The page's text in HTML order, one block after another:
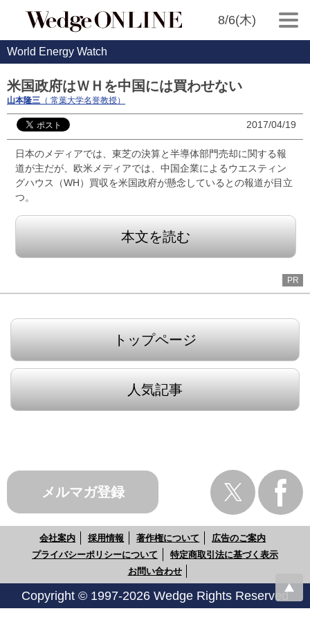
8/6(木)
World Energy Watch
米国政府はＷＨを中国には買わせない
山本隆三 （ 常葉大学名誉教授）
2017/04/19
日本のメディアでは、東芝の決算と半導体部門売却に関する報
道が主だが、欧米メディアでは、中国企業によるウエスティン
グハウス（WH）買収を米国政府が懸念しているとの報道が目立
つ。
本文を読む
PR
トップページ
人気記事
メルマガ登録
会社案内 採用情報 著作権について
広告のご案内
プライバシーポリシーについて
特定商取引法に基づく表示
お問い合わせ
Copyright © 1997-2026 Wedge Rights Reserved